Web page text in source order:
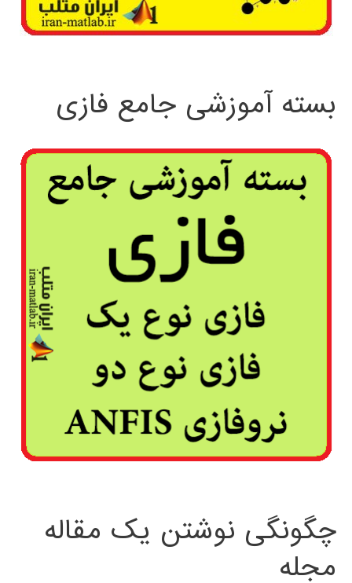
بسته آموزشی جامع فازی
چگونگی نوشتن یک مقاله
مجله